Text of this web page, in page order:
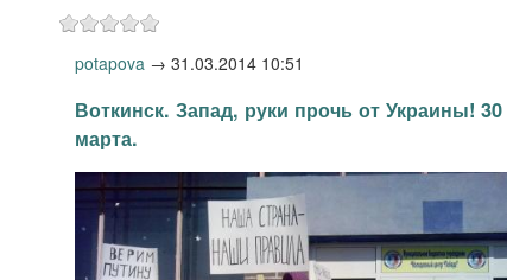
potapova → 31.03.2014 10:51
Воткинск. Запад, руки прочь от Украины! 30
марта.